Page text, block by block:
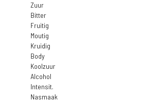
Zuur
Bitter
Fruitig
Moutig
Kruidig
Body
Koolzuur
Alcohol
Intensit.
Nasmaak